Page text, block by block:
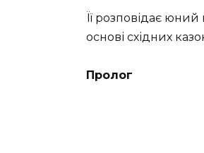
Її розповідає
основі східних
Пролог